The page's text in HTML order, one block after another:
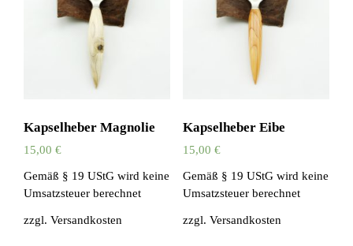
Kapselheber Magnolie
15,00 €
Gemäß § 19 UStG wird keine
Umsatzsteuer berechnet
zzgl. Versandkosten
Kapselheber Eibe
15,00 €
Gemäß § 19 UStG wird keine
Umsatzsteuer berechnet
zzgl. Versandkosten